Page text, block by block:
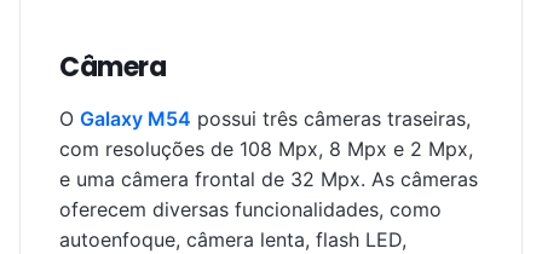
Câmera
O Galaxy M54 possui três câmeras traseiras,
com resoluções de 108 Mpx, 8 Mpx e 2 Mpx,
e uma câmera frontal de 32 Mpx. As câmeras
oferecem diversas funcionalidades, como
autoenfoque, câmera lenta, flash LED,